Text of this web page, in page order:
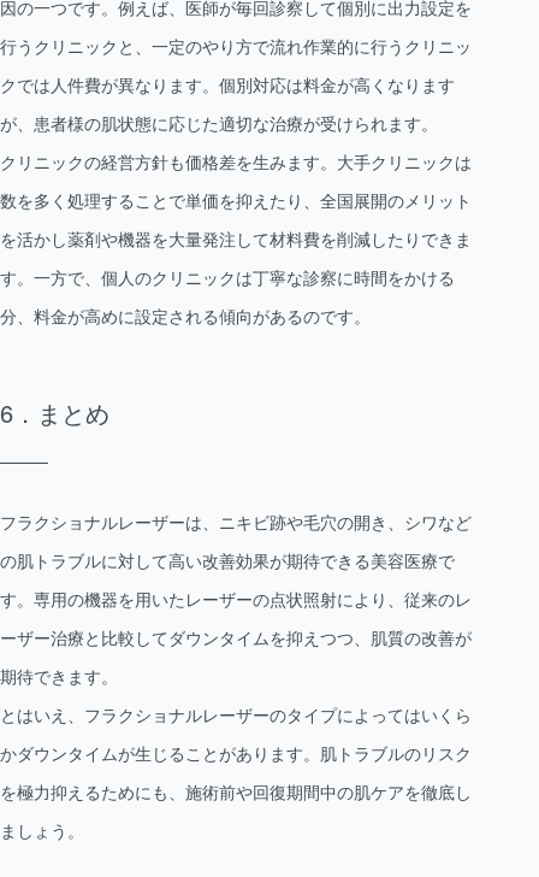
因の一つです。例えば、医師が毎回診察して個別に出力設定を
行うクリニックと、一定のやり方で流れ作業的に行うクリニッ
クでは人件費が異なります。個別対応は料金が高くなります
が、患者様の肌状態に応じた適切な治療が受けられます。
クリニックの経営方針も価格差を生みます。大手クリニックは
数を多く処理することで単価を抑えたり、全国展開のメリット
を活かし薬剤や機器を大量発注して材料費を削減したりできま
す。一方で、個人のクリニックは丁寧な診察に時間をかける
分、料金が高めに設定される傾向があるのです。
まとめ
フラクショナルレーザーは、ニキビ跡や毛穴の開き、シワなど
の肌トラブルに対して高い改善効果が期待できる美容医療で
す。専用の機器を用いたレーザーの点状照射により、従来のレ
ーザー治療と比較してダウンタイムを抑えつつ、肌質の改善が
期待できます。
とはいえ、フラクショナルレーザーのタイプによってはいくら
かダウンタイムが生じることがあります。肌トラブルのリスク
を極力抑えるためにも、施術前や回復期間中の肌ケアを徹底し
ましょう。